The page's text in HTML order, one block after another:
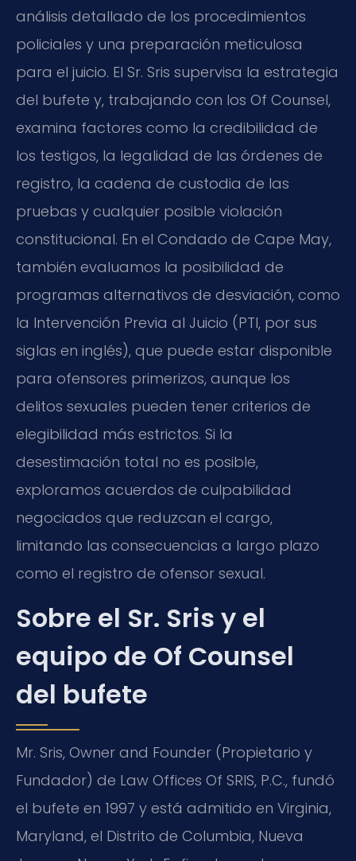
análisis detallado de los procedimientos
policiales y una preparación meticulosa
para el juicio. El Sr. Sris supervisa la estrategia
del bufete y, trabajando con los Of Counsel,
examina factores como la credibilidad de
los testigos, la legalidad de las órdenes de
registro, la cadena de custodia de las
pruebas y cualquier posible violación
constitucional. En el Condado de Cape May,
también evaluamos la posibilidad de
programas alternativos de desviación, como
la Intervención Previa al Juicio (PTI, por sus
siglas en inglés), que puede estar disponible
para ofensores primerizos, aunque los
delitos sexuales pueden tener criterios de
elegibilidad más estrictos. Si la
desestimación total no es posible,
exploramos acuerdos de culpabilidad
negociados que reduzcan el cargo,
limitando las consecuencias a largo plazo
como el registro de ofensor sexual.
Sobre el Sr. Sris y el
equipo de Of Counsel
del bufete
Mr. Sris, Owner and Founder (Propietario y
Fundador) de Law Offices Of SRIS, P.C., fundó
el bufete en 1997 y está admitido en Virginia,
Maryland, el Distrito de Columbia, Nueva